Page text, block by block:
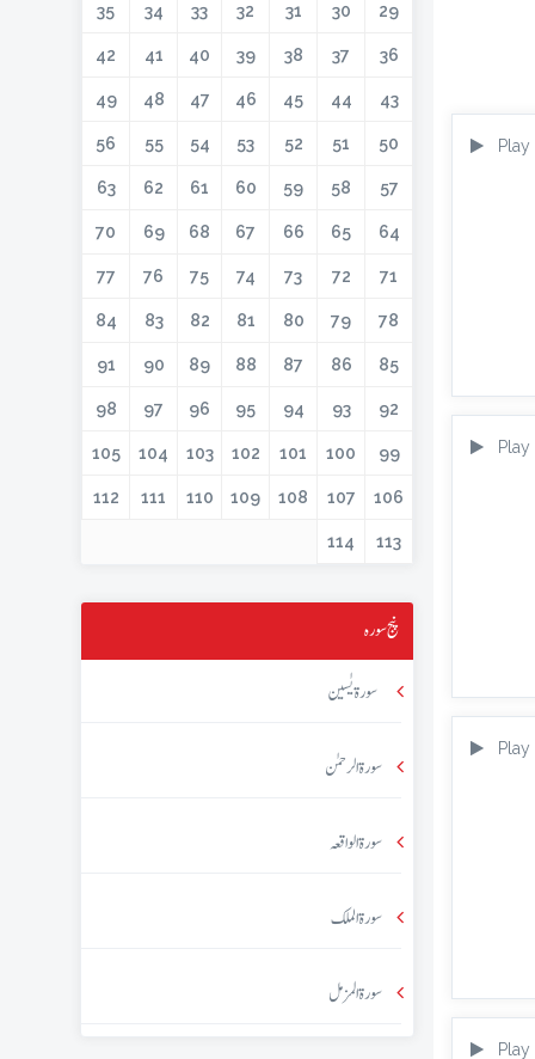
Play
Play
Play
Play
29
30
31
32
33
34
35
36
37
38
39
40
41
42
43
44
45
46
47
48
49
50
51
52
53
54
55
56
57
58
59
60
61
62
63
64
65
66
67
68
69
70
71
72
73
74
75
76
77
78
79
80
81
82
83
84
85
86
87
88
89
90
91
92
93
94
95
96
97
98
99
100
101
102
103
104
105
106
107
108
109
110
111
112
113
114
پنج سورہ
سورۃ یٰسین
سورۃ الرحمٰن
سورۃ الواقعہ
سورۃ الملک
سورۃ المزمل